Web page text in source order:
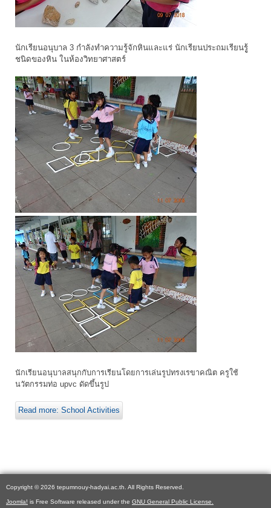
นักเรียนอนุบาล 3 กำลังทำความรู้จักหินและแร่ นักเรียนประถมเรียนรูู้
ชนิดของหิน ในห้องวิทยาศาสตร์
นักเรียนอนุบาลสนุกกับการเรียนโดยการเล่นรูปทรงเรขาคณิต ครูใช้
นวัตกรรมท่อ upvc ดัดขึ้นรูป
Read more: School Activities
Copyright © 2026 tepumnouy-hadyai.ac.th. All Rights Reserved.
Joomla! is Free Software released under the GNU General Public License.